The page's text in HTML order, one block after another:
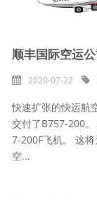
顺丰国际空运
2020-07-22
快速扩张的快运航
交付了B757-200
7-200F飞机。 这
空...